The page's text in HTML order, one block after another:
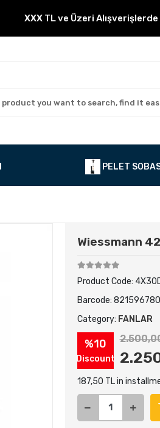
XXX TL ve Üzeri
PELET
Wiessmann
Product Code:
Barcode:
Category: FANLAR
%10
Discount
187,50 TL in